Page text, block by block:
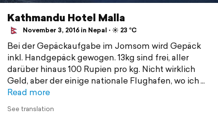
Kathmandu Hotel Malla
November 3, 2016 in Nepal ⋅ ☀️ 23 °C
Bei der Gepäckaufgabe im Jomsom wird Gepäck
inkl. Handgepäck gewogen. 13kg sind frei, aller
darüber hinaus 100 Rupien pro kg. Nicht wirklich
Geld, aber der einige nationale Flughafen, wo ich
Read more
See translation